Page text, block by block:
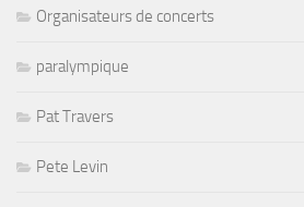
Organisateurs de concerts
paralympique
Pat Travers
Pete Levin